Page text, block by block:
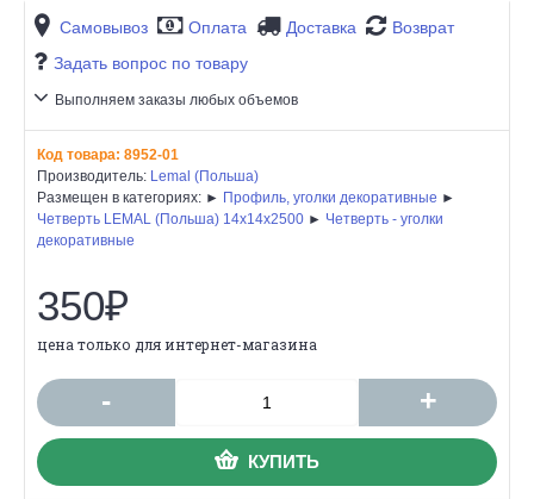
Самовывоз Оплата Доставка
Возврат
Задать вопрос по товару
Выполняем заказы любых объемов
Код товара: 8952-01
Производитель: Lemal (Польша)
Размещен в категориях: ► Профиль, уголки декоративные ►
Четверть LEMAL (Польша) 14х14х2500 ► Четверть - уголки
декоративные
350₽
цена только для интернет-магазина
- +
КУПИТЬ